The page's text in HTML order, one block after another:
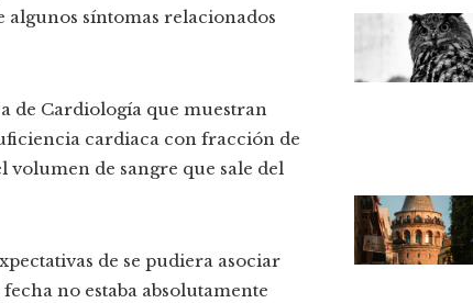
algunos síntomas relacionados
de Cardiología que muestran
cardiaca con fracción de
volumen de sangre que sale del
de se pudiera asociar
no estaba absolutamente